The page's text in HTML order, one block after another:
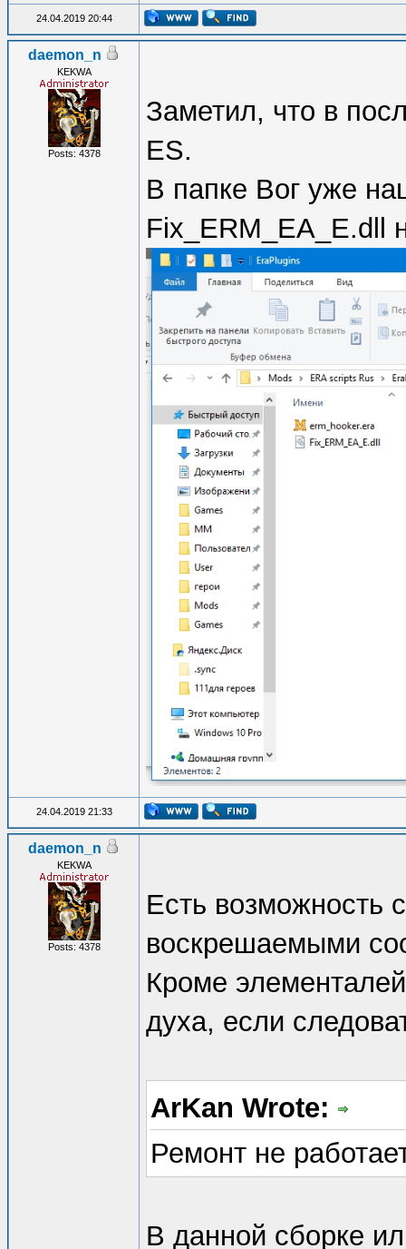
24.04.2019 20:44
daemon_n
KEKWA
Posts: 4378
Заметил, что в
ES.
В папке Вог уже
Fix_ERM_EA_E.dll
24.04.2019 21:33
daemon_n
KEKWA
Posts: 4378
Есть возможность
воскрешаемыми
Кроме
духа, если
ArKan Wrote:
Ремонт не
В данной сборке